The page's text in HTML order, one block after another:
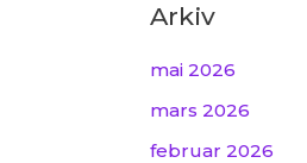
Arkiv
mai 2026
mars 2026
februar 2026